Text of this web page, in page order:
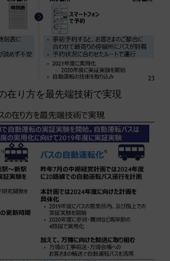
在り方を最先端技術で実現